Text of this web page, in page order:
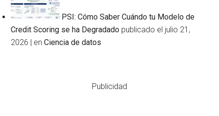
PSI: Cómo Saber Cuándo tu Modelo de
Credit Scoring se ha Degradado publicado el julio 21,
2026
enCiencia de datos
Publicidad